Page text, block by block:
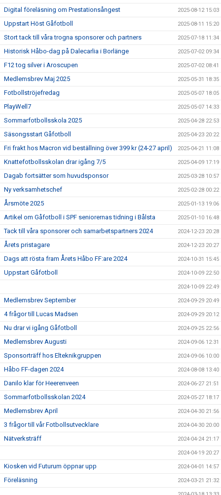
Digital föreläsning om Prestationsångest 2025-08-12 15:03
Uppstart Höst Gåfotboll 2025-08-11 15:20
Stort tack till våra trogna sponsorer och partners 2025-07-18 11:34
Historisk Håbo-dag på Dalecarlia i Borlänge 2025-07-02 09:34
F12 tog silver i Aroscupen 2025-07-02 08:41
Medlemsbrev Maj 2025 2025-05-31 18:35
Fotbollströjefredag 2025-05-07 18:05
PlayWell7 2025-05-07 14:33
Sommarfotbollsskola 2025 2025-04-28 22:53
Säsongsstart Gåfotboll 2025-04-23 20:22
Fri frakt hos Macron vid beställning över 399 kr (24-27 april) 2025-04-21 11:08
Knattefotbollsskolan drar igång 7/5 2025-04-09 17:19
Dagab fortsätter som huvudsponsor 2025-03-28 10:57
Ny verksamhetschef 2025-02-28 00:22
Årsmöte 2025 2025-01-13 19:06
Artikel om Gåfotboll i SPF seniorernas tidning i Bålsta 2025-01-10 16:48
Tack till våra sponsorer och samarbetspartners 2024 2024-12-23 20:28
Årets pristagare 2024-12-23 20:27
Dags att rösta fram Årets Håbo FF:are 2024 2024-10-31 15:45
Uppstart Gåfotboll 2024-10-09 22:50
2024-10-09 22:49
Medlemsbrev September 2024-09-29 20:49
4 frågor till Lucas Madsen 2024-09-29 20:12
Nu drar vi igång Gåfotboll 2024-09-25 22:56
Medlemsbrev Augusti 2024-09-06 12:31
Sponsorträff hos Elteknikgruppen 2024-09-06 10:00
Håbo FF-dagen 2024 2024-08-08 13:40
Danilo klar för Heerenveen 2024-06-27 21:51
Sommarfotbollsskolan 2024 2024-05-27 18:17
Medlemsbrev April 2024-04-30 21:56
3 frågor till vår Fotbollsutvecklare 2024-04-30 20:00
Nätverksträff 2024-04-24 21:17
2024-04-19 20:27
Kiosken vid Futurum öppnar upp 2024-04-01 14:57
Föreläsning 2024-03-21 21:32